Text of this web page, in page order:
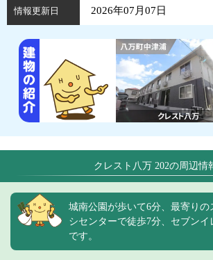
情報更新日 2026年07月07日
クレスト八万 202の周辺情
城南公園が歩いて6分、最寄りの
シセンターで徒歩7分、セブンイ
です。